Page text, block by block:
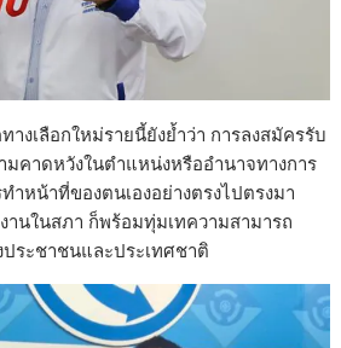
งเลือกใหม่รายนี้ยังย้ำว่า การลงสมัครรับ
มคาดหวังในตำแหน่งหรืออำนาจทางการ
ำหน้าที่ของตนเองอย่างตรงไปตรงมา
านในสภา ก็พร้อมทุ่มเทความสามารถ
ระชาชนและประเทศชาติ